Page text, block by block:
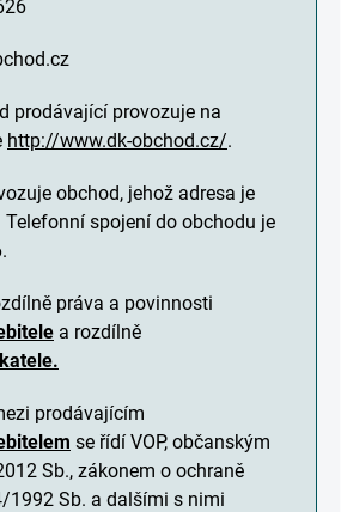
prodávající provozuje na
http://www.dk-obchod.cz/.
obchod, jehož adresa je
Telefonní spojení do obchodu je
práva a povinnosti
a rozdílně
prodávajícím
se řídí VOP, občanským
Sb., zákonem o ochraně
1992 Sb. a dalšími s nimi